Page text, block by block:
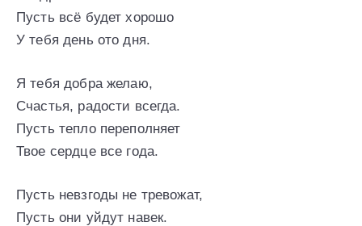
Пусть всё будет хорошо
У тебя день ото дня.
Я тебя добра желаю,
Счастья, радости всегда.
Пусть тепло переполняет
Твое сердце все года.
Пусть невзгоды не тревожат,
Пусть они уйдут навек.